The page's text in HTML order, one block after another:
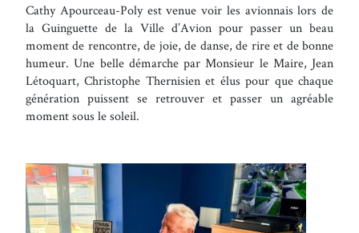
Cathy Apourceau-Poly est venue voir les avionnais lors de
la Guinguette de la Ville d’Avion pour passer un beau
moment de rencontre, de joie, de danse, de rire et de bonne
humeur. Une belle démarche par Monsieur le Maire, Jean
Létoquart, Christophe Thernisien et élus pour que chaque
génération puissent se retrouver et passer un agréable
moment sous le soleil.